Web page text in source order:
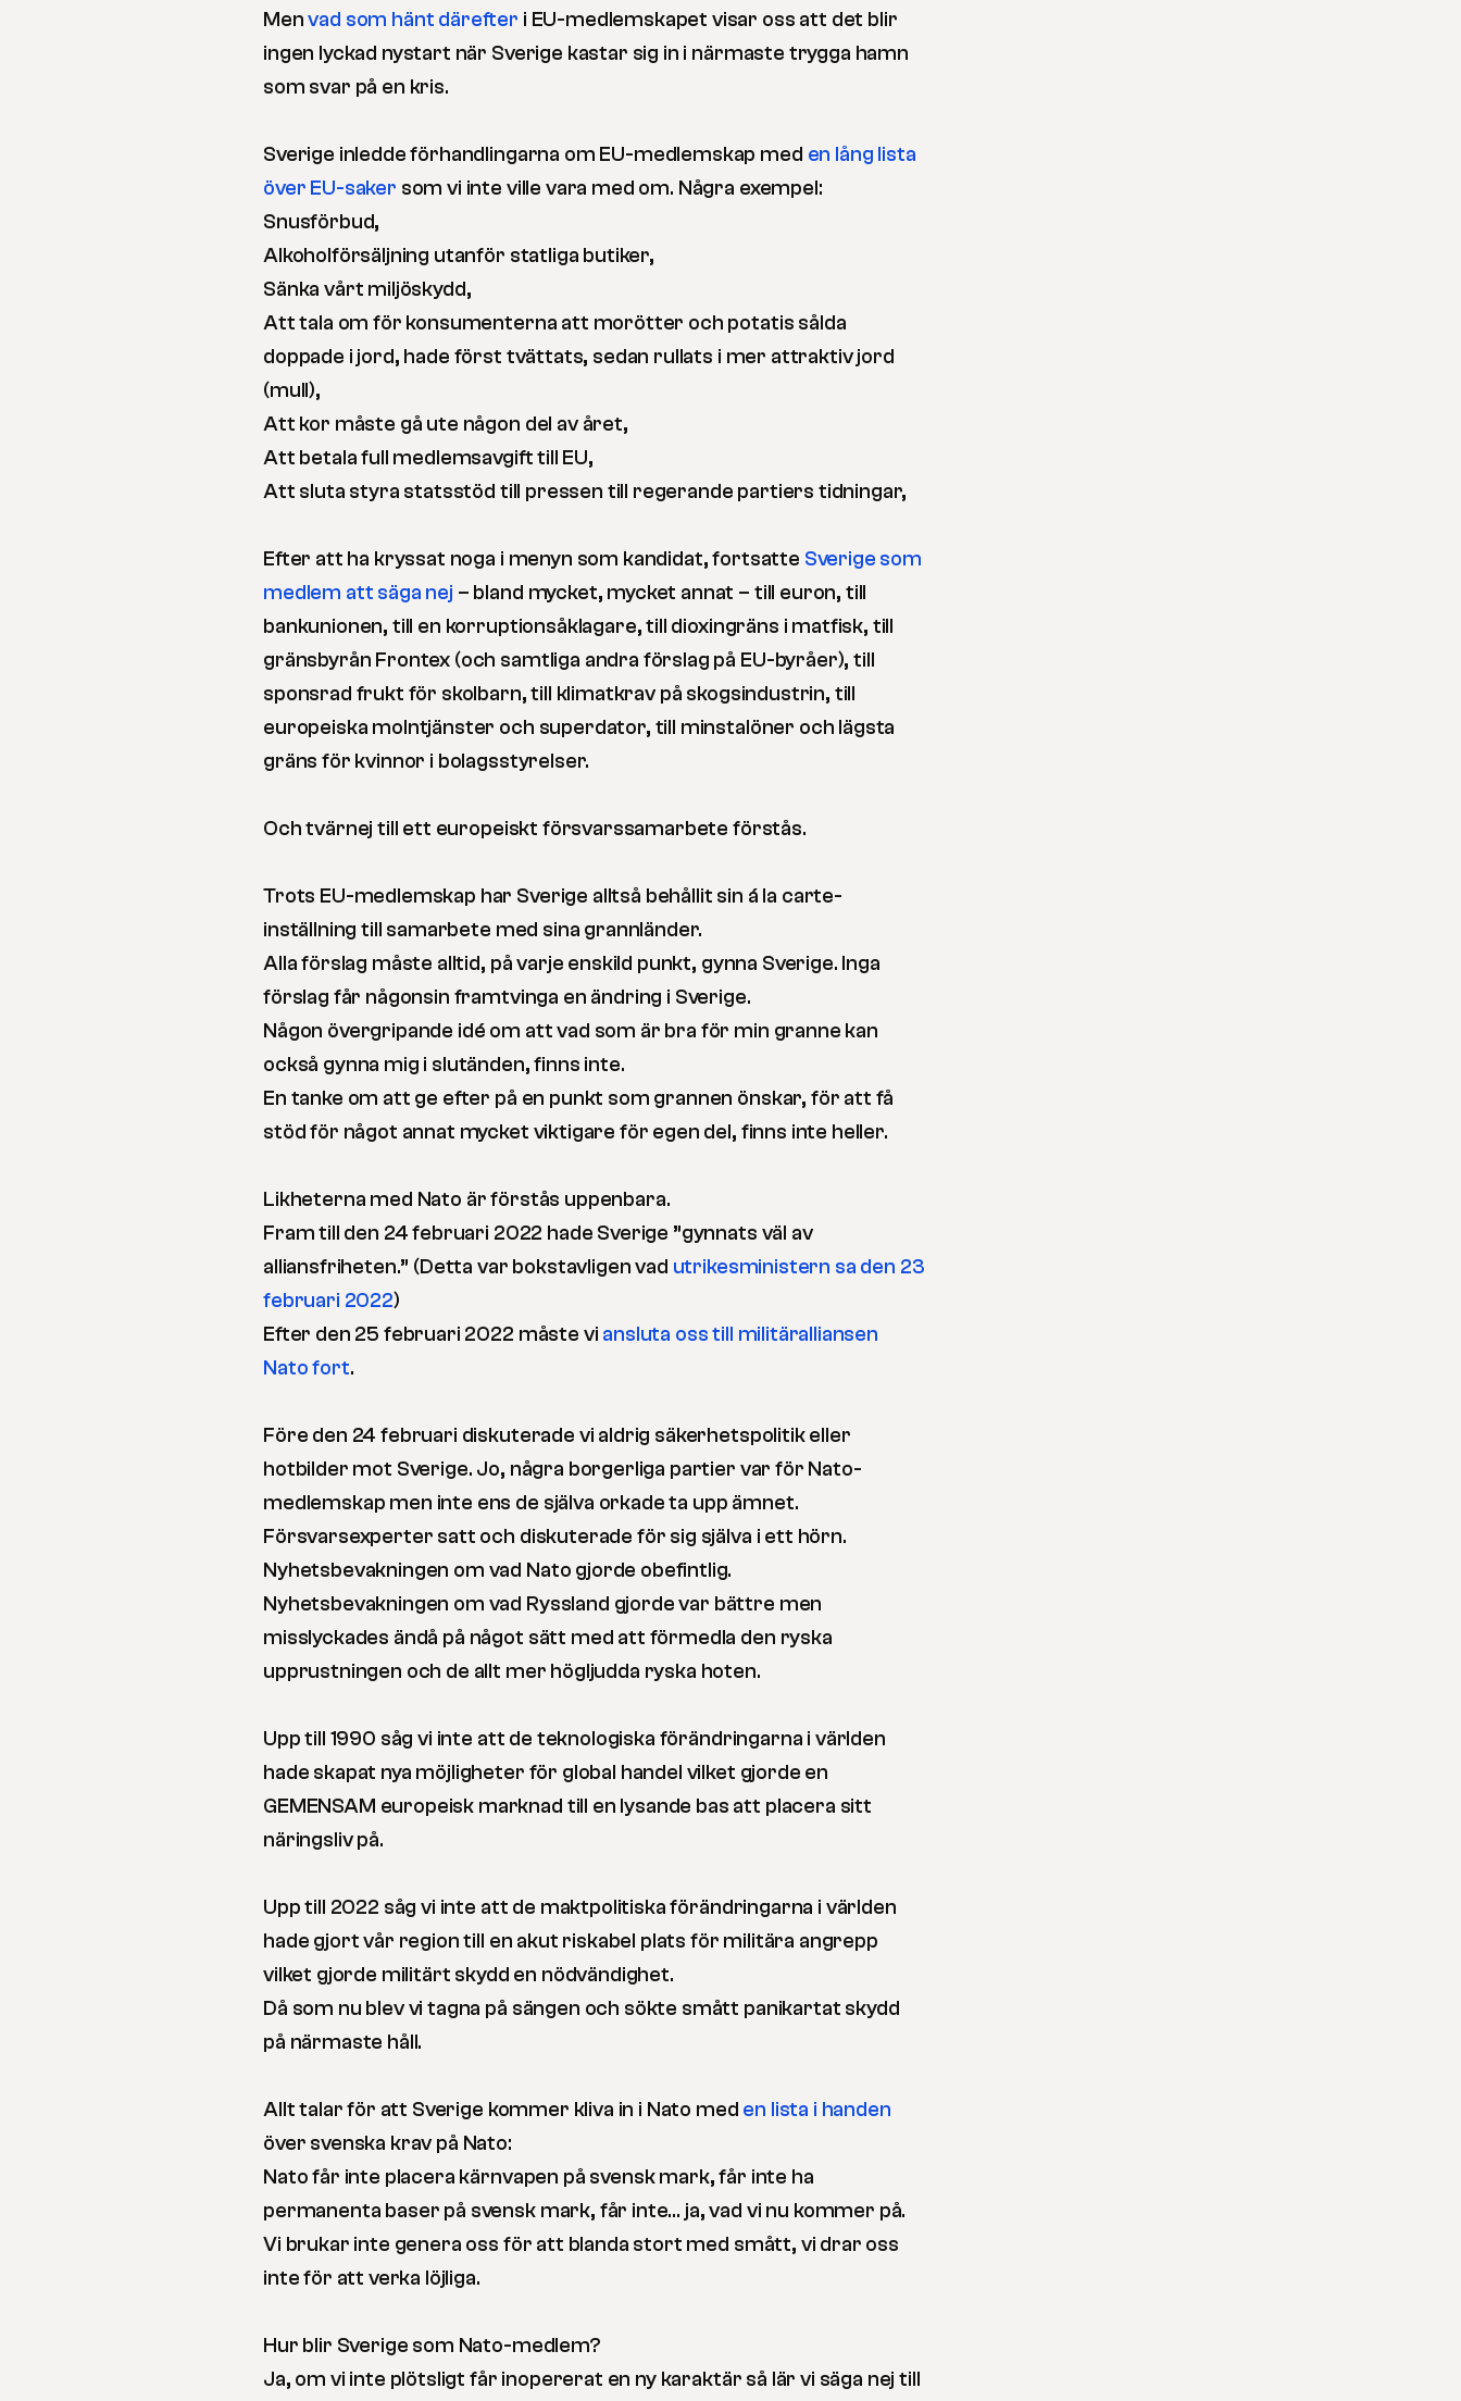
Menvad som hänt därefter i EU-medlemskapet visar oss att det blir
ingen lyckad nystart när Sverige kastar sig in i närmaste trygga hamn
som svar på en kris.
Sverige inledde förhandlingarna om EU-medlemskap med en lång lista
över EU-saker som vi inte ville vara med om. Några exempel:
Snusförbud,
Alkoholförsäljning utanför statliga butiker,
Sänka vårt miljöskydd,
Att tala om för konsumenterna att morötter och potatis sålda
doppade i jord, hade först tvättats, sedan rullats i mer attraktiv jord
(mull),
Att kor måste gå ute någon del av året,
Att betala full medlemsavgift till EU,
Att sluta styra statsstöd till pressen till regerande partiers tidningar,
Efter att ha kryssat noga i menyn som kandidat, fortsatte Sverige som
medlem att säga nej – bland mycket, mycket annat – till euron, till
bankunionen, till en korruptionsåklagare, till dioxingräns i matfisk, till
gränsbyrån Frontex (och samtliga andra förslag på EU-byråer), till
sponsrad frukt för skolbarn, till klimatkrav på skogsindustrin, till
europeiska molntjänster och superdator, till minstalöner och lägsta
gräns för kvinnor i bolagsstyrelser.
Och tvärnej till ett europeiskt försvarssamarbete förstås.
Trots EU-medlemskap har Sverige alltså behållit sin á la carte-
inställning till samarbete med sina grannländer.
Alla förslag måste alltid, på varje enskild punkt, gynna Sverige. Inga
förslag får någonsin framtvinga en ändring i Sverige.
Någon övergripande idé om att vad som är bra för min granne kan
också gynna mig i slutänden, finns inte.
En tanke om att ge efter på en punkt som grannen önskar, för att få
stöd för något annat mycket viktigare för egen del, finns inte heller.
Likheterna med Nato är förstås uppenbara.
Fram till den 24 februari 2022 hade Sverige ”gynnats väl av
alliansfriheten.” (Detta var bokstavligen vad utrikesministern sa den 23
februari 2022)
Efter den 25 februari 2022 måste vi ansluta oss till militäralliansen
Nato fort.
Före den 24 februari diskuterade vi aldrig säkerhetspolitik eller
hotbilder mot Sverige. Jo, några borgerliga partier var för Nato-
medlemskap men inte ens de själva orkade ta upp ämnet.
Försvarsexperter satt och diskuterade för sig själva i ett hörn.
Nyhetsbevakningen om vad Nato gjorde obefintlig.
Nyhetsbevakningen om vad Ryssland gjorde var bättre men
misslyckades ändå på något sätt med att förmedla den ryska
upprustningen och de allt mer högljudda ryska hoten.
Upp till 1990 såg vi inte att de teknologiska förändringarna i världen
hade skapat nya möjligheter för global handel vilket gjorde en
GEMENSAM europeisk marknad till en lysande bas att placera sitt
näringsliv på.
Upp till 2022 såg vi inte att de maktpolitiska förändringarna i världen
hade gjort vår region till en akut riskabel plats för militära angrepp
vilket gjorde militärt skydd en nödvändighet.
Då som nu blev vi tagna på sängen och sökte smått panikartat skydd
på närmaste håll.
Allt talar för att Sverige kommer kliva in i Nato med en lista i handen
över svenska krav på Nato:
Nato får inte placera kärnvapen på svensk mark, får inte ha
permanenta baser på svensk mark, får inte… ja, vad vi nu kommer på.
Vi brukar inte genera oss för att blanda stort med smått, vi drar oss
inte för att verka löjliga.
Hur blir Sverige som Nato-medlem?
Ja, om vi inte plötsligt får inopererat en ny karaktär så lär vi säga nej till